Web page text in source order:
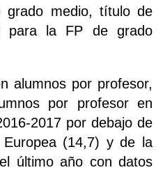
medio, título de
para la FP de grado
alumnos por profesor,
por profesor en
2017 por debajo de
(14,7) y de la
último año con datos